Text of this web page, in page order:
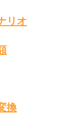
リオ
換